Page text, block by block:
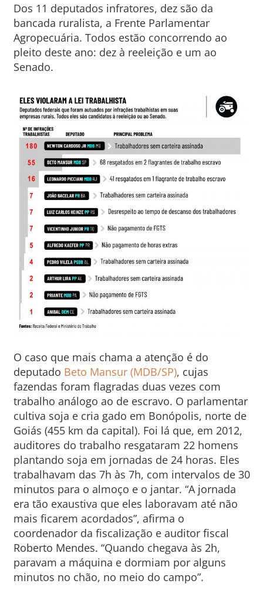
Dos 11 deputados infratores, dez são da
bancada ruralista, a Frente Parlamentar
Agropecuária. Todos estão concorrendo ao
pleito deste ano: dez à reeleição e um ao
Senado.
O caso que mais chama a atenção é do
deputado Beto Mansur (MDB/SP), cujas
fazendas foram flagradas duas vezes com
trabalho análogo ao de escravo. O parlamentar
cultiva soja e cria gado em Bonópolis, norte de
Goiás (455 km da capital). Foi lá que, em 2012,
auditores do trabalho resgataram 22 homens
plantando soja em jornadas de 24 horas. Eles
trabalhavam das 7h às 7h, com intervalos de 30
minutos para o almoço e o jantar. “A jornada
era tão exaustiva que eles laboravam até não
mais ficarem acordados”, afirma o
coordenador da fiscalização e auditor fiscal
Roberto Mendes. “Quando chegava às 2h,
paravam a máquina e dormiam por alguns
minutos no chão, no meio do campo”.